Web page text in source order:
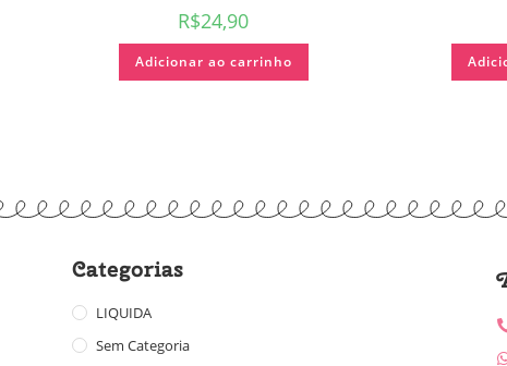
R$24,90
Adicionar ao carrinho
Categorias
LIQUIDA
Sem Categoria